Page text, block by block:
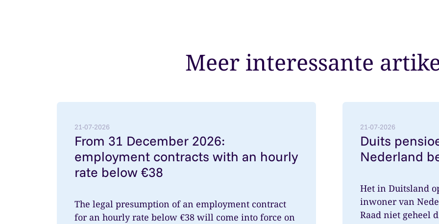
Meer interessante
21-07-2026
From 31 December 2026:
employment contracts with an hourly
rate below €38
The legal presumption of an employment contract
for an hourly rate below €38 will come into force on
21-07-2026
Duits
Nederland
Het in Duitsland
inwoner van
Raad niet geheel